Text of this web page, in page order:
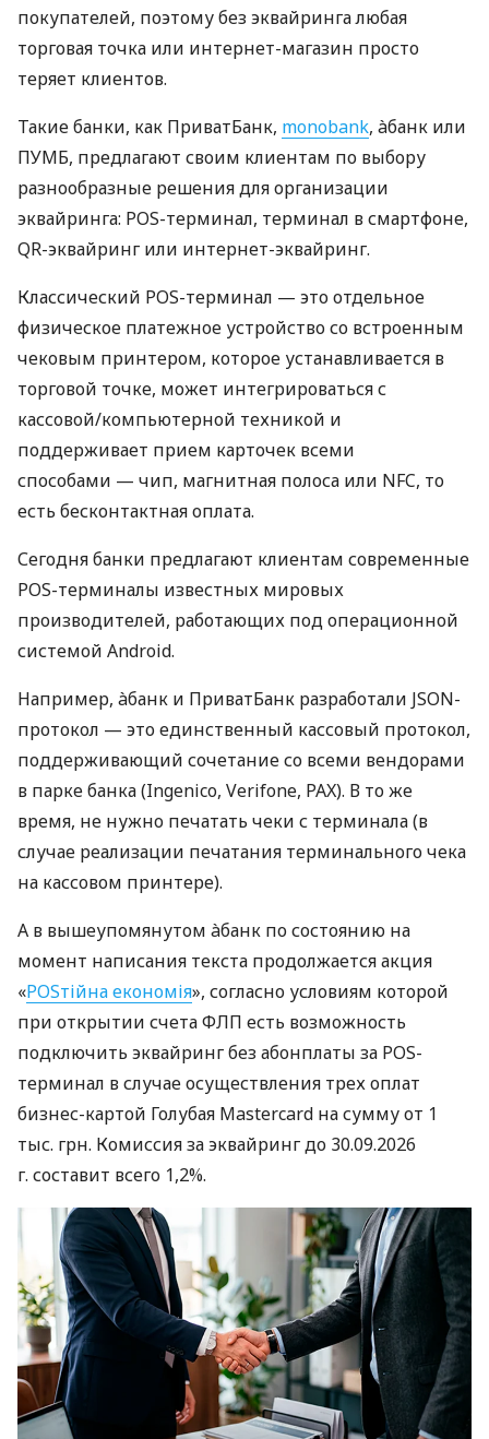
покупателей, поэтому без эквайринга любая
торговая точка или интернет-магазин просто
теряет клиентов.
Такие банки, как ПриватБанк, monobank, àбанк или
ПУМБ, предлагают своим клиентам по выбору
разнообразные решения для организации
эквайринга: POS-терминал, терминал в смартфоне,
QR-эквайринг или интернет-эквайринг.
Классический POS-терминал — это отдельное
физическое платежное устройство со встроенным
чековым принтером, которое устанавливается в
торговой точке, может интегрироваться с
кассовой/компьютерной техникой и
поддерживает прием карточек всеми
способами — чип, магнитная полоса или NFC, то
есть бесконтактная оплата.
Сегодня банки предлагают клиентам современные
POS-терминалы известных мировых
производителей, работающих под операционной
системой Android.
Например, àбанк и ПриватБанк разработали JSON-
протокол — это единственный кассовый протокол,
поддерживающий сочетание со всеми вендорами
в парке банка (Ingenico, Verifone, PAX). В то же
время, не нужно печатать чеки с терминала (в
случае реализации печатания терминального чека
на кассовом принтере).
А в вышеупомянутом àбанк по состоянию на
момент написания текста продолжается акция
«POSтійна економія», согласно условиям которой
при открытии счета ФЛП есть возможность
подключить эквайринг без абонплаты за POS-
терминал в случае осуществления трех оплат
бизнес-картой Голубая Mastercard на сумму от 1
тыс. грн. Комиссия за эквайринг до 30.09.2026
г. составит всего 1,2%.